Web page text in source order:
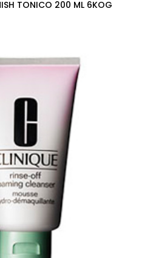
TONICO 200 ML 6KOG